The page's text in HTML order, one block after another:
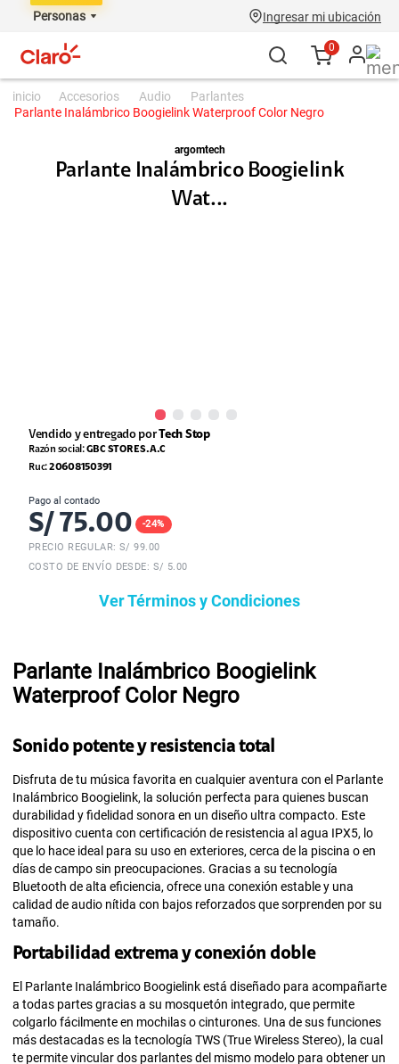
Personas Ingresar mi ubicación
0
accesorios audio
parlantes
Parlante Inalámbrico Boogielink Waterproof Color Negro
argomtech
Parlante Inalámbrico Boogielink
Wat...
Vendido y entregado por Tech Stop
Razón social:GBC STORE S.A.C
Ruc:20608150391
Pago al contado
S/ 75.00 -24%
PRECIO REGULAR: S/99.00
COSTO DE ENVÍO DESDE: S/ 5.00
Ver Términos y Condiciones
Parlante Inalámbrico Boogielink
Waterproof Color Negro
Sonido potente y resistencia total
Disfruta de tu música favorita en cualquier aventura con el Parlante
Inalámbrico Boogielink, la solución perfecta para quienes buscan
durabilidad y fidelidad sonora en un diseño ultra compacto. Este
dispositivo cuenta con certificación de resistencia al agua IPX5, lo
que lo hace ideal para su uso en exteriores, cerca de la piscina o en
días de campo sin preocupaciones. Gracias a su tecnología
Bluetooth de alta eficiencia, ofrece una conexión estable y una
calidad de audio nítida con bajos reforzados que sorprenden por su
tamaño.
Portabilidad extrema y conexión doble
El Parlante Inalámbrico Boogielink está diseñado para acompañarte
a todas partes gracias a su mosquetón integrado, que permite
colgarlo fácilmente en mochilas o cinturones. Una de sus funciones
más destacadas es la tecnología TWS (True Wireless Stereo), la cual
te permite vincular dos parlantes del mismo modelo para obtener un